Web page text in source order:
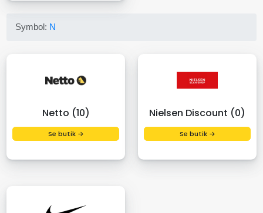
Symbol: N
Netto (10)
Se butik →
Nielsen Discount (0)
Se butik →